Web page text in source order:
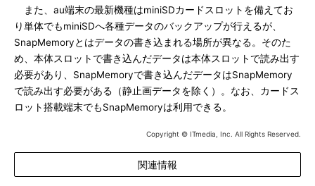
また、au端末の最新機種はminiSDカードスロットを備えてお
り単体でもminiSDへ各種データのバックアップが行えるが、
SnapMemoryとはデータの書き込まれる場所が異なる。そのた
め、本体スロットで書き込んだデータは本体スロットで読み出す
必要があり、SnapMemoryで書き込んだデータはSnapMemory
で読み出す必要がある（静止画データを除く）。なお、カードス
ロット搭載端末でもSnapMemoryは利用できる。
Copyright © ITmedia, Inc. All Rights Reserved.
関連情報